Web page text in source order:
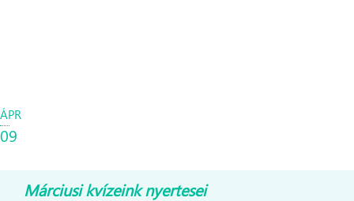
ÁPR
09
Márciusi kvízeink nyertesei